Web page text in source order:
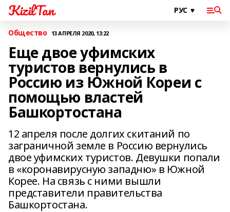
KizilTan
Общество 13 АПРЕЛЯ 2020, 13:22
Еще двое уфимских
туристов вернулись в
Россию из Южной Кореи с
помощью властей
Башкортостана
12 апреля после долгих скитаний по
заграничной земле в Россию вернулись
двое уфимских туристов. Девушки попали
в «коронавирусную западню» в Южной
Корее. На связь с ними вышли
представители правительства
Башкортостана.